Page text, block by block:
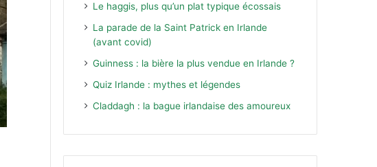
Le haggis, plus qu’un plat typique écossais
La parade de la Saint Patrick en Irlande
(avant covid)
Guinness : la bière la plus vendue en Irlande ?
Quiz Irlande : mythes et légendes
Claddagh : la bague irlandaise des amoureux